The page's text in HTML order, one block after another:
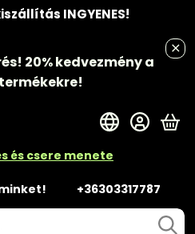
INGYENES!
20% kedvezménya
és csere menete
+36303317787
A